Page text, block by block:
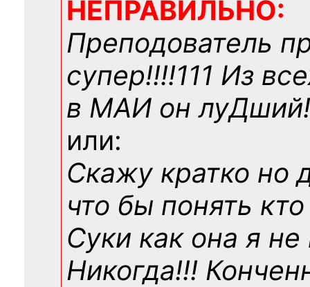
НЕПРАВИЛЬНО:
Преподователь
супер!!!!111 Из
в МАИ он
или:
Скажу кратко но
что бы понять
Суки как она я не
Никогда!!!